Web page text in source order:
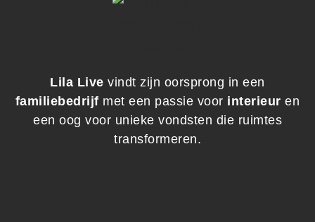
Lila Live vindt zijn oorsprong in een
familiebedrijf met een passie voor interieur en
een oog voor unieke vondsten die ruimtes
transformeren.